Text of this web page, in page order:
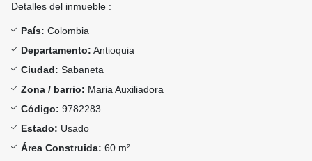
Detalles del inmueble :
País: Colombia
Departamento: Antioquia
Ciudad: Sabaneta
Zona / barrio: Maria Auxiliadora
Código: 9782283
Estado: Usado
Área Construida: 60 m²